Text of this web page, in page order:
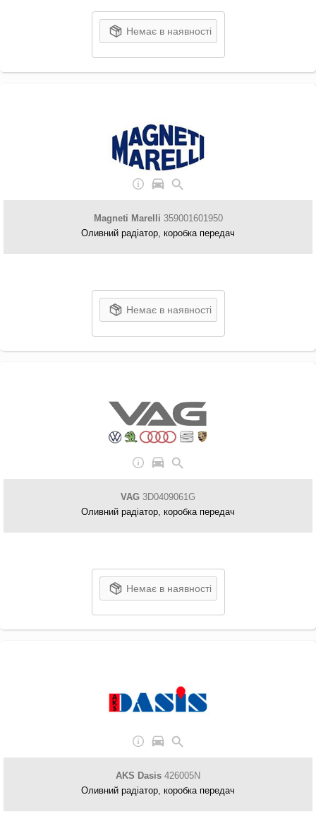
Немає в наявності
Magneti Marelli 359001601950
Оливний радіатор, коробка передач
Немає в наявності
VAG 3D0409061G
Оливний радіатор, коробка передач
Немає в наявності
AKS Dasis 426005N
Оливний радіатор, коробка передач